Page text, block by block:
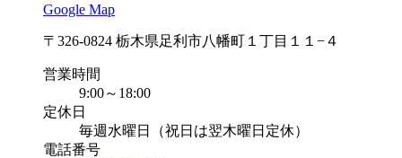
Google Map
〒326-0824 栃木県足利市八幡町１丁目１１−４
営業時間
9:00～18:00
定休日
毎週水曜日（祝日は翌木曜日定休）
電話番号